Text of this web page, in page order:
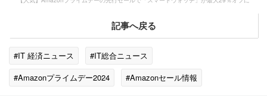
記事へ戻る
#IT 経済ニュース
#IT総合ニュース
#Amazonプライムデー2024
#Amazonセール情報